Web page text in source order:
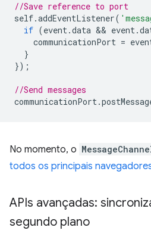
//Save reference to port
self.addEventListener(
if (event.data && event.
communicationPort =
}
});
//Send messages
communicationPort.
No momento, o
todos os principais
APIs avançadas:
segundo plano